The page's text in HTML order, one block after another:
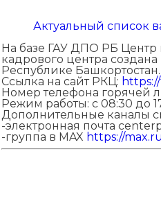
Актуальный список
На базе ГАУ ДПО РБ Центр
кадрового центра
Республике Башкортостан.
Ссылка на сайт РКЦ:
Номер телефона горячей
Режим работы: с 08:30 до
Дополнительные каналы
-электронная почта
-группа в MAX https://